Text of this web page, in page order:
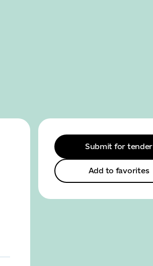
Submit for tender
Add to favorites